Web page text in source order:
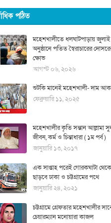
পঠিত
মহেশখালীতে ধলঘাটপাড়ায় জুলাই
অনুষ্ঠানে পতিত স্বৈরাচারের
ক্ষোভ
আগস্ট ০৬, ২০২৬
শুটকি মানেই মহেশখালী- দাম
ফেব্রুয়ারি ১১, ২০২৫
মহেশখালীর কৃতি সন্তান
জীবন, কর্ম ও চিন্তাধারা ( ১ম পর্ব )
জানুয়ারি ১৩, ২০১৭
এক সাপ্তাহ পরেই গোরকঘাটা
ছাড়বে ঢাকা ও চট্টগ্রামের পথে
জানুয়ারি ২৪, ২০২১
চট্টগ্রামে গ্রেফতার মহেশখালীর
চেয়ারম্যান মনোয়ারা কাজল